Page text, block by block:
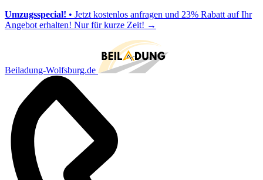
Umzugsspecial! • Jetzt kostenlos anfragen und 23% Rabatt auf Ihr
Angebot erhalten! Nur für kurze Zeit! →
Beiladung-Wolfsburg.de